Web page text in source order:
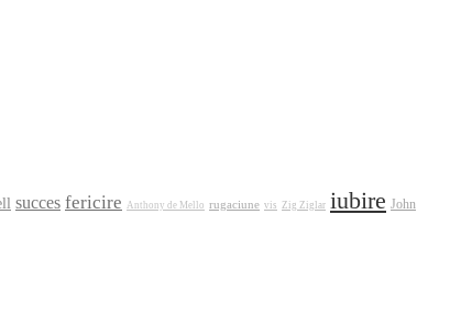
succes fericire Anthony de Mello rugaciune vis Zig Ziglar iubire John